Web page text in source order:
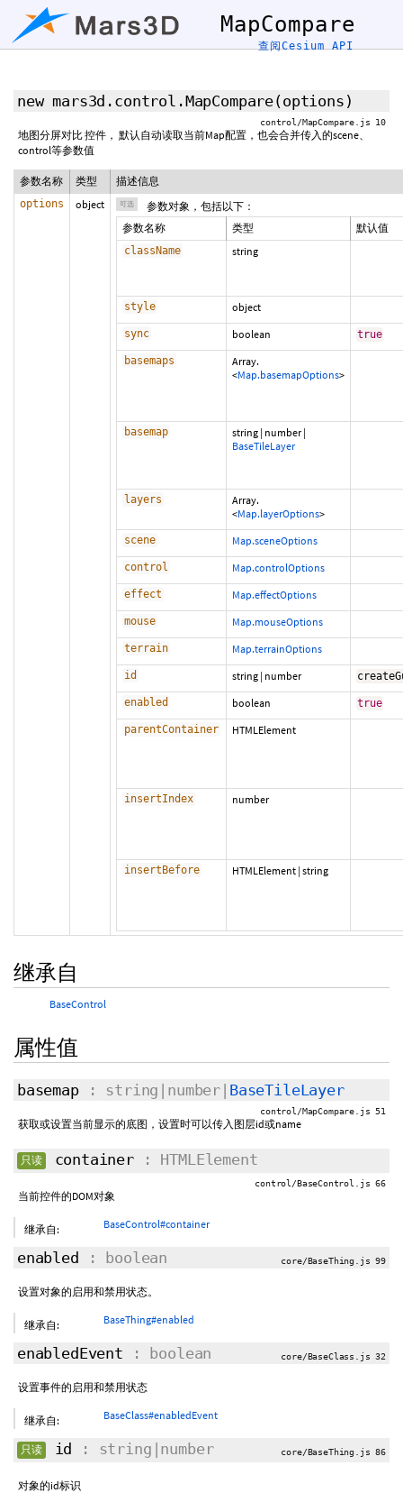
MapCompare
查阅Cesium API
new mars3d.control.MapCompare(options )
control/MapCompare.js 10
地图分屏对比 控件， 默认自动读取当前Map配置，也会合并传入的scene、
control等参数值
参数名称 类型 描述信息
options object 可选
参数对象，包括以下：
参数名称
类型 默认值
className string
style object
sync boolean true
basemaps
Array.
<Map.basemapOptions>
basemap string | number|
BaseTileLayer
layers
Array.
<Map.layerOptions>
scene Map.sceneOptions
control Map.controlOptions
effect Map.effectOptions
mouse Map.mouseOptions
terrain Map.terrainOptions
id string | number
enabled boolean true
parentContainer HTMLElement
insertIndex number
insertBefore HTMLElement | string
继承自
BaseControl
属性值
basemap: string|number| BaseTileLayer
control/MapCompare.js 51
获取或设置当前显示的底图，设置时可以传入图层id或name
只读 container : HTMLElement
control/BaseControl.js 66
当前控件的DOM对象
继承自: BaseControl#container
enabled : boolean core/BaseThing.js 99
设置对象的启用和禁用状态。
继承自: BaseThing#enabled
enabledEvent : boolean core/BaseClass.js 32
设置事件的启用和禁用状态
继承自: BaseClass#enabledEvent
只读 id : string|number core/BaseThing.js 86
对象的id标识